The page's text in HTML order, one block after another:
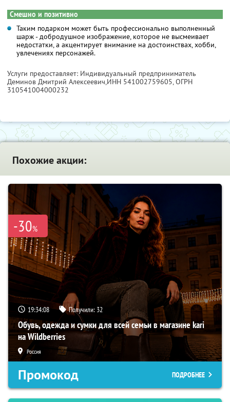
Смешно и позитивно
Таким подарком может быть профессионально выполненный
шарж - добродушное изображение, которое не высмеивает
недостатки, а акцентирует внимание на достоинствах, хобби,
увлечениях персонажей.
Услуги предоставляет: Индивидуальный предприниматель
Деминов Дмитрий Алексеевич,ИНН 541002759605, ОГРН
310541004000232
Похожие акции:
-30%
19:34:07 Получили: 32
Обувь, одежда и сумки для всей семьи в магазине kari
на Wildberries
Россия
Промокод ПОДРОБНЕЕ